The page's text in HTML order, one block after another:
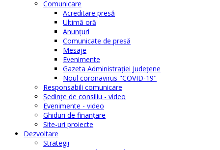
Comunicare
Acreditare presă
Ultimă oră
Anunţuri
Comunicate de presă
Mesaje
Evenimente
Gazeta Administraţiei Judeţene
Noul coronavirus "COVID-19"
Responsabili comunicare
Şedinţe de consiliu - video
Evenimente - video
Ghiduri de finanţare
Site-uri proiecte
Dezvoltare
Strategii